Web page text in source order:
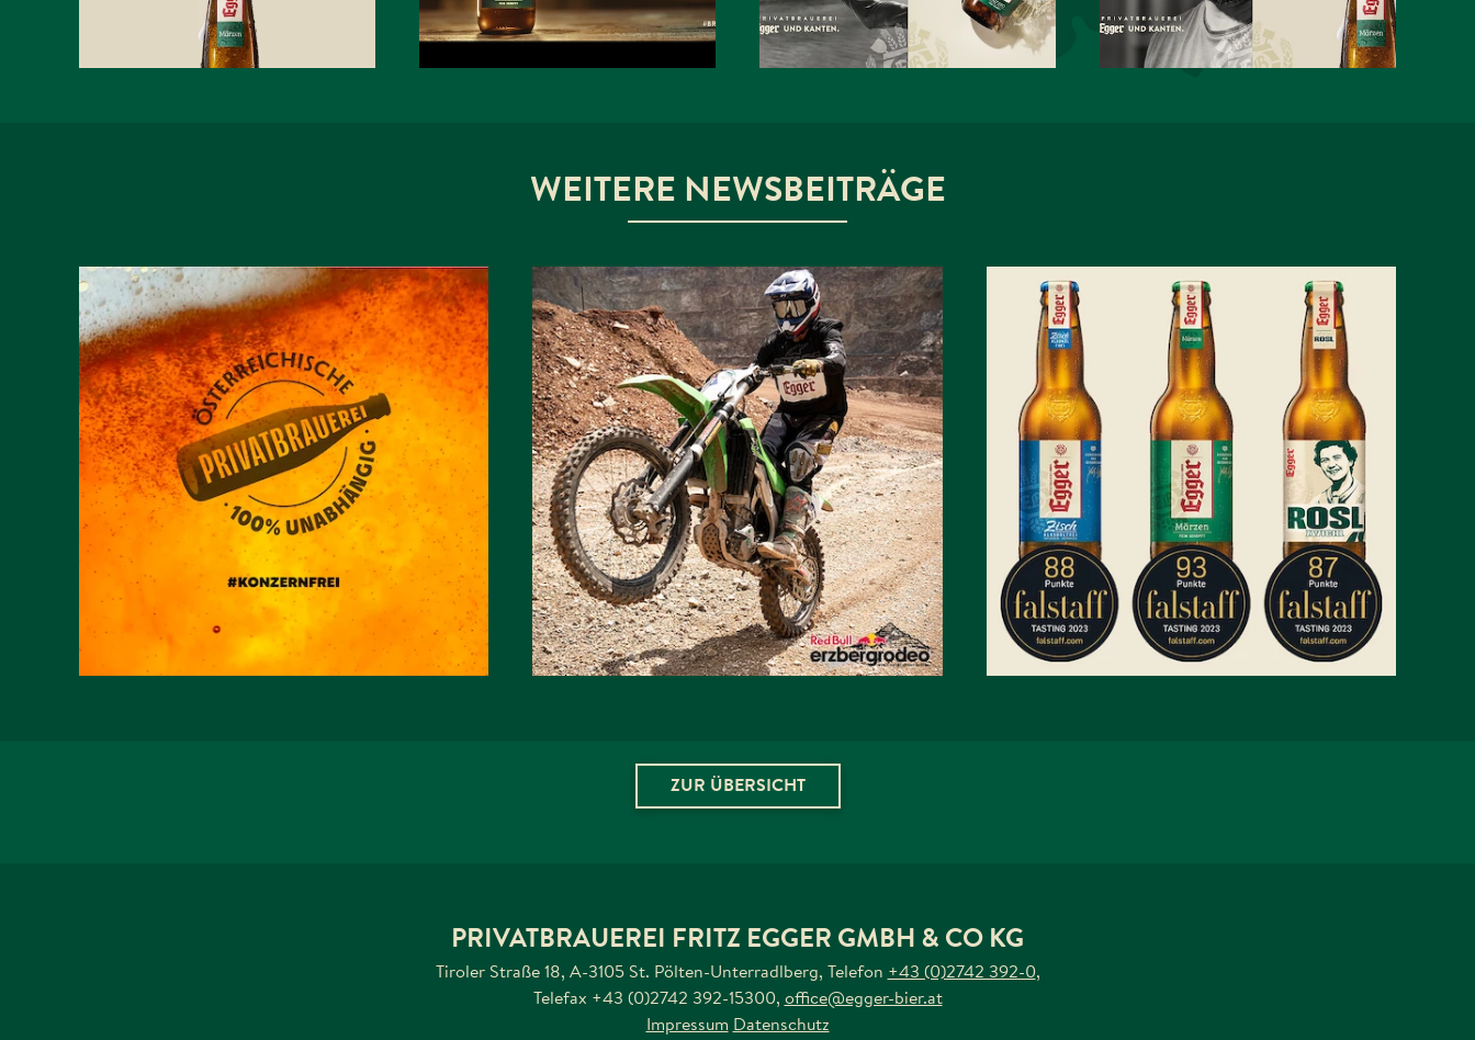
WEITERE NEWSBEITRÄGE
EGGER IST MITGLIED
DER
UNABHÄNGIGEN
PRIVATBRAUEREIEN
ÖSTERREICHS
WEITERLESEN AUF FACEBOOK TEILEN
EGGER BIER IST
OFFIZIELLER
BIERPARTNER BEIM
RED BULL
ERZBERGRODEO
2023
WEITERLESEN AUF FACEBOOK TEILEN
PLATZ 1 FÜR EGGER
MÄRZEN BEI
FALSTAFF BIER
TROPHY 2023
WEITERLESEN AUF FACEBOOK TEILEN
ZUR ÜBERSICHT
PRIVATBRAUEREI FRITZ EGGER GMBH & CO KG
Tiroler Straße 18, A-3105 St. Pölten-Unterradlberg, Telefon +43 (0)2742 392-0,
Telefax +43 (0)2742 392-15300, office@egger-bier.at
Impressum Datenschutz